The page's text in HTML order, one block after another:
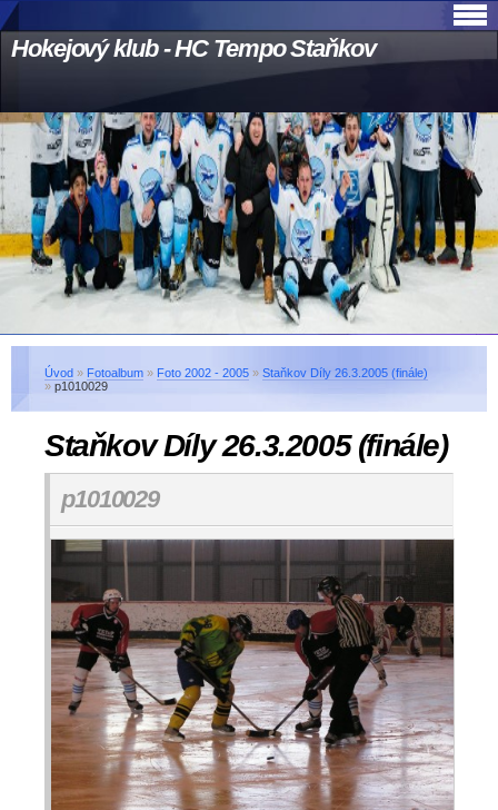
Hokejový klub - HC Tempo Staňkov
Úvod » Fotoalbum » Foto 2002 - 2005 » Staňkov Díly 26.3.2005 (finále)
» p1010029
Staňkov Díly 26.3.2005 (finále)
p1010029